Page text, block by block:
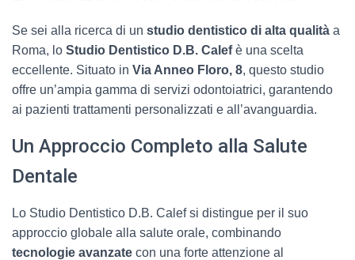
Se sei alla ricerca di un studio dentistico di alta qualità a
Roma, lo Studio Dentistico D.B. Calefè una scelta
eccellente. Situato in Via Anneo Floro, 8, questo studio
offre un’ampia gamma di servizi odontoiatrici, garantendo
ai pazienti trattamenti personalizzati e all’avanguardia.
Un Approccio Completo alla Salute
Dentale
Lo Studio Dentistico D.B. Calef si distingue per il suo
approccio globale alla salute orale, combinando
tecnologie avanzate con una forte attenzione al